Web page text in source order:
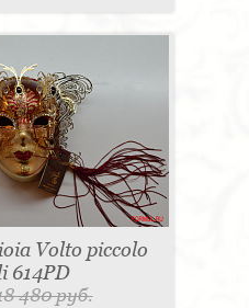
Volto piccolo
614PD
480 руб.